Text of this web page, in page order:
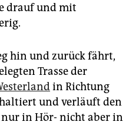
drauf und mit
hin und zurück fährt,
Trasse der
in Richtung
und verläuft den
nur in Hör- nicht aber in